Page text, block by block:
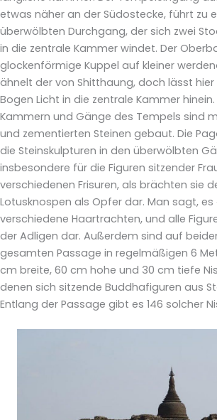
etwas näher an der Südostecke, führt zu
überwölbten Durchgang, der sich zwei
in die zentrale Kammer windet. Der
glockenförmige Kuppel auf kleiner
ähnelt der von Shitthaung, doch lässt
Bogen Licht in die zentrale Kammer hinein.
Kammern und Gänge des Tempels sind
und zementierten Steinen gebaut. Die
die Steinskulpturen in den überwölbten
insbesondere für die Figuren sitzender
verschiedenen Frisuren, als brächten sie
Lotusknospen als Opfer dar. Man sagt,
verschiedene Haartrachten, und alle
der Adligen dar. Außerdem sind auf
gesamten Passage in regelmäßigen 6
cm breite, 60 cm hohe und 30 cm tiefe
denen sich sitzende Buddhafiguren aus
Entlang der Passage gibt es 146 solcher